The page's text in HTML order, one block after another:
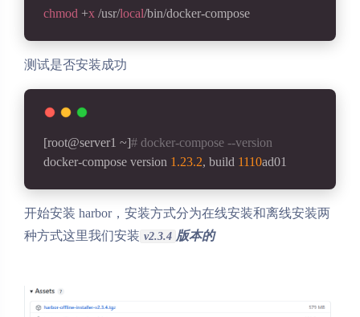
chmod +x /usr/local/bin/docker-compose
测试是否安装成功
[root@server1 ~]# docker-compose --version
docker-compose version 1.23.2, build 1110ad01
开始安装 harbor，安装方式分为在线安装和离线安装两
种方式这里我们安装 v2.3.4 版本的